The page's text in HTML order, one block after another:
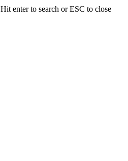
Hit enter to search or ESC to close